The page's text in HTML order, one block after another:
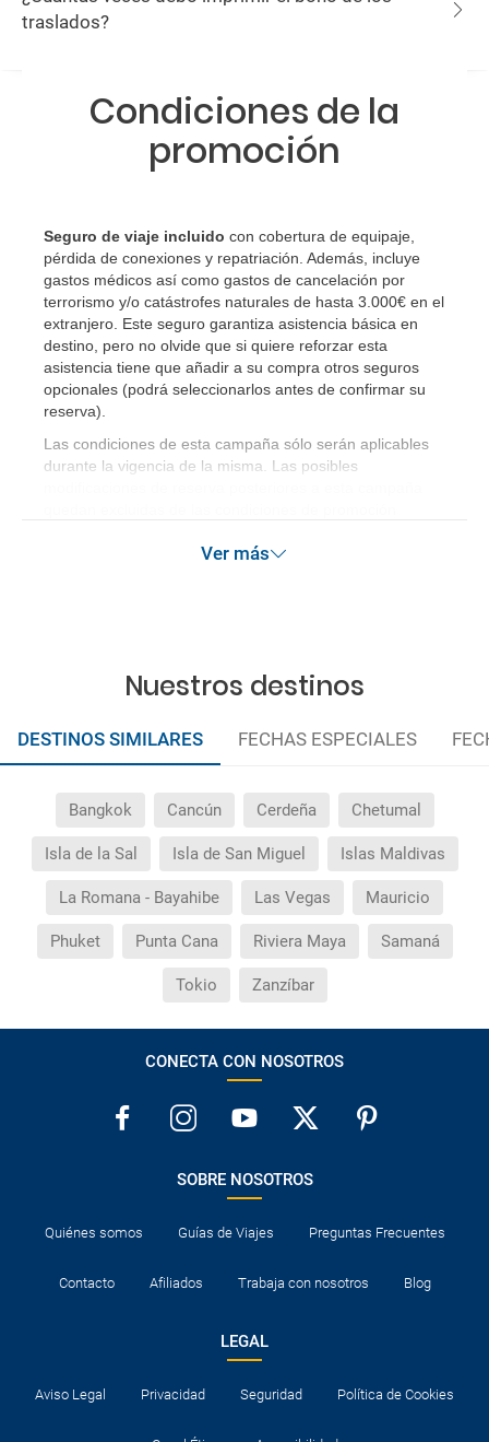
traslados?
Condiciones de la
promoción
Seguro de viaje incluido con cobertura de equipaje,
pérdida de conexiones y repatriación. Además, incluye
gastos médicos así como gastos de cancelación por
terrorismo y/o catástrofes naturales de hasta 3.000€ en el
extranjero. Este seguro garantiza asistencia básica en
destino, pero no olvide que si quiere reforzar esta
asistencia tiene que añadir a su compra otros seguros
opcionales (podrá seleccionarlos antes de confirmar su
reserva)
Las condiciones de esta campaña sólo serán aplicables
durante la vigencia de la misma. Las posibles
Ver más
Nuestros destinos
DESTINOS SIMILARES FECHAS ESPECIALES
Bangkok Cancún Cerdeña Chetumal
Isla de la Sal Isla de San Miguel Islas Maldivas
La Romana - Bayahibe Las Vegas Mauricio
Phuket Punta Cana Riviera Maya Samaná
Tokio Zanzíbar
CONECTA CON NOSOTROS
SOBRE NOSOTROS
Quiénes somos Guías de Viajes Preguntas Frecuentes
Contacto Afiliados Trabaja con nosotros Blog
LEGAL
Aviso Legal Privacidad Seguridad Política de Cookies